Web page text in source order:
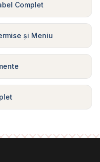
Complet
și Meniu